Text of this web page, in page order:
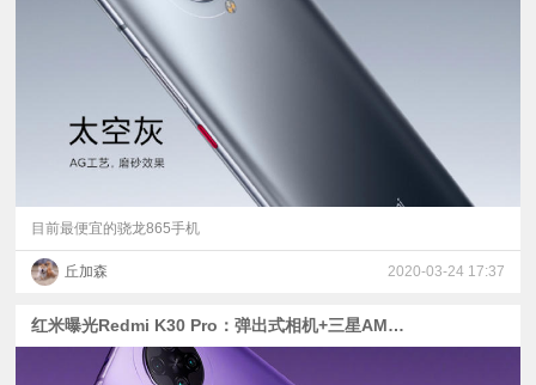
目前最便宜的骁龙865手机
丘加森 2020-03-24 17:37
红米曝光Redmi K30 Pro：弹出式相机+三星AMOLED屏幕